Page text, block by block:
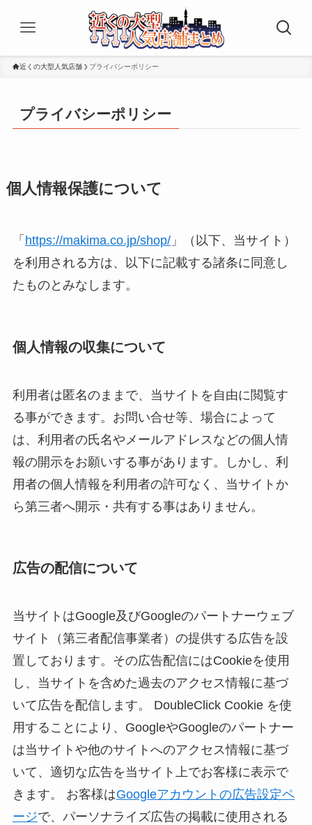
近くの大型人気店舗 プライバシーポリシー
プライバシーポリシー
個人情報保護について
「 https://makima.co.jp/shop/」（以下、当サイト）
を利用される方は、以下に記載する諸条に同意し
たものとみなします。
個人情報の収集について
利用者は匿名のままで、当サイトを自由に閲覧す
る事ができます。お問い合せ等、場合によって
は、利用者の氏名やメールアドレスなどの個人情
報の開示をお願いする事があります。しかし、利
用者の個人情報を利用者の許可なく、当サイトか
ら第三者へ開示・共有する事はありません。
広告の配信について
当サイトはGoogle及びGoogleのパートナーウェブ
サイト（第三者配信事業者）の提供する広告を設
置しております。その広告配信にはCookieを使用
し、当サイトを含めた過去のアクセス情報に基づ
いて広告を配信します。 DoubleClick Cookie を使
用することにより、GoogleやGoogleのパートナー
は当サイトや他のサイトへのアクセス情報に基づ
いて、適切な広告を当サイト上でお客様に表示で
きます。 お客様はGoogleアカウントの広告設定ペ
ージで、パーソナライズ広告の掲載に使用される